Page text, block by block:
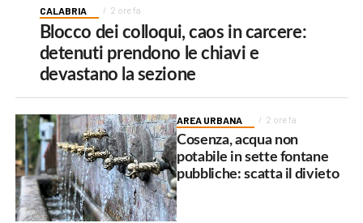
CALABRIA 2 ore fa
Blocco dei colloqui, caos in carcere:
detenuti prendono le chiavi e
devastano la sezione
AREA URBANA 2 ore fa
Cosenza, acqua non
potabile in sette fontane
pubbliche: scatta il divieto